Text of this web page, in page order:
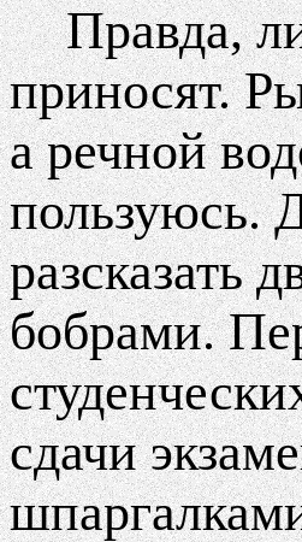
Правда,
приносят.
а речной
пользуюсь.
разсказать
бобрами.
сдачи